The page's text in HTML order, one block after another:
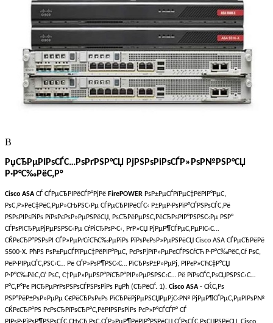
В
РџСЂРµРІРѕСЃС…РѕРґРЅР°СЏ РјРЅРѕРіРѕСЃР»РѕР№РЅР°СЏ
Р·Р°С‰РёС‚Р°
Cisco ASAСЃ СЃРµСЂРІРёСЃР°РјРё FirePOWER РѕР±РµСЃРїРµС‡РёРІР°РµС‚
РѕС‚Р»РёС‡РёС‚РµР»СЊРЅС‹Рµ СЃРµСЂРІРёСЃС‹ Р±РµР·РѕРїР°СЃРЅРѕСЃС‚Рё
РЅРѕРІРѕРіРѕ РїРѕРєРѕР»РµРЅРёСЏ, РѕСЂРёРµРЅС‚РёСЂРѕРІР°РЅРЅС‹Рµ РЅР°
СЃРѕРІСЂРµРјРµРЅРЅС‹Рµ СѓРіСЂРѕР·С‹, РґР»СЏ РјРµР¶СЃРµС‚РµРІС‹С…
СЌРєСЂР°РЅРѕРІ СЃР»РµРґСѓСЋС‰РµРіРѕ РїРѕРєРѕР»РµРЅРёСЏ Cisco ASA СЃРµСЂРёРё
5500-X. РћРЅ РѕР±РµСЃРїРµС‡РёРІР°РµС‚ РєРѕРјРїР»РµРєСЃРЅСѓСЋ Р·Р°С‰РёС‚Сѓ РѕС‚
РёР·РІРµСЃС‚РЅС‹С… Рё СЃР»РѕР¶РЅС‹С… РїСЂРѕР±Р»РµРј, РІРєР»СЋС‡Р°СЏ
Р·Р°С‰РёС‚Сѓ РѕС‚ С†РµР»РµРЅР°РїСЂР°РІР»РµРЅРЅС‹С… Рё РїРѕСЃС‚РѕСЏРЅРЅС‹С…
Р°С‚Р°Рє РІСЂРµРґРѕРЅРѕСЃРЅРѕРіРѕ РџРћ (СЂРёСЃ. 1). Cisco ASA- СЌС‚Рѕ
РЅР°РёР±РѕР»РµРµ С€РёСЂРѕРєРѕ РїСЂРёРјРµРЅСЏРµРјС‹Р№ РјРµР¶СЃРµС‚РµРІРѕР№
СЌРєСЂР°РЅ РєРѕСЂРїРѕСЂР°С‚РёРІРЅРѕРіРѕ РєР»Р°СЃСЃР° СЃ